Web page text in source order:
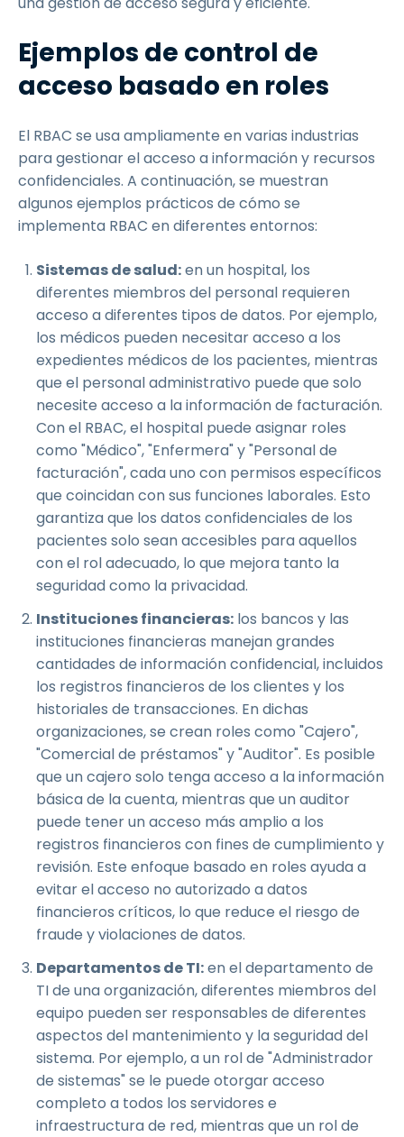
Ejemplos de control de
acceso basado en roles
El RBAC se usa ampliamente en varias industrias
para gestionar el acceso a información y recursos
confidenciales. A continuación, se muestran
algunos ejemplos prácticos de cómo se
implementa RBAC en diferentes entornos:
Sistemas de salud:en un hospital, los
diferentes miembros del personal requieren
acceso a diferentes tipos de datos. Por ejemplo,
los médicos pueden necesitar acceso a los
expedientes médicos de los pacientes, mientras
que el personal administrativo puede que solo
necesite acceso a la información de facturación.
Con el RBAC, el hospital puede asignar roles
como "Médico", "Enfermera" y "Personal de
facturación", cada uno con permisos específicos
que coincidan con sus funciones laborales. Esto
garantiza que los datos confidenciales de los
pacientes solo sean accesibles para aquellos
con el rol adecuado, lo que mejora tanto la
seguridad como la privacidad.
Instituciones financieras: los bancos y las
instituciones financieras manejan grandes
cantidades de información confidencial, incluidos
los registros financieros de los clientes y los
historiales de transacciones. En dichas
organizaciones, se crean roles como "Cajero",
"Comercial de préstamos" y "Auditor". Es posible
que un cajero solo tenga acceso a la información
básica de la cuenta, mientras que un auditor
puede tener un acceso más amplio a los
registros financieros con fines de cumplimiento y
revisión. Este enfoque basado en roles ayuda a
evitar el acceso no autorizado a datos
financieros críticos, lo que reduce el riesgo de
fraude y violaciones de datos.
Departamentos de TI:en el departamento de
TI de una organización, diferentes miembros del
equipo pueden ser responsables de diferentes
aspectos del mantenimiento y la seguridad del
sistema. Por ejemplo, a un rol de "Administrador
de sistemas" se le puede otorgar acceso
completo a todos los servidores e
infraestructura de red, mientras que un rol de